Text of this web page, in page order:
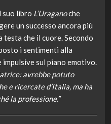
suo libro L’Uraganoche
un successo ancora più
testa che il cuore. Secondo
i sentimenti alla
sul piano emotivo.
avrebbe potuto
e ricercate d’Italia, ma ha
la professione.”